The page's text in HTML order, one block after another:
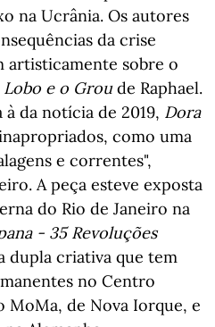
na Ucrânia. Os autores
da crise
artisticamente sobre o
Lobo e o Groude Raphael.
da notícia de 2019, Dora
como uma
e correntes",
A peça esteve exposta
do Rio de Janeiro na
- 35 Revoluções
dupla criativa que tem
no Centro
MoMa, de Nova Iorque, e